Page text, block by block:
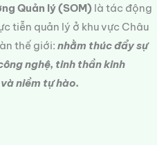
Quản lý (SOM) là tác động
tiễn quản lý ở khu vực Châu
thế giới: nhằm thúc đẩy sự
nghệ, tinh thần kinh
niềm tự hào.